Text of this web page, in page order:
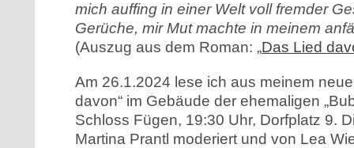
mich auffing in einer Welt voll fremder
Gerüche, mir Mut machte in meinem
(Auszug aus dem Roman: „Das Lied
Am 26.1.2024 lese ich aus meinem
davon“ im Gebäude der ehemaligen
Schloss Fügen, 19:30 Uhr, Dorfplatz 9.
Martina Prantl moderiert und von Lea